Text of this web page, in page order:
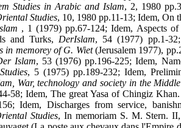
Studies in Arabic and Islam, 2, 1980
Oriental Studies, 10, 1980 pp.11-13; Idem,
Islam, 1 (1979) pp.67-124; Idem,
and Turks,DerIslam, 54 (1977)
in memorey of G. Wiet(Jerusalem1977),
Der Islam, 53 (1976) pp.196-225; Idem,
Studies , 5 (1975) pp.189-232; Idem,
Islam, War, technology and society in the
58; Idem, The great Yasa of Chingiz
156; Idem, Discharges from service,
Oriental Studies, In memoriam S. M.